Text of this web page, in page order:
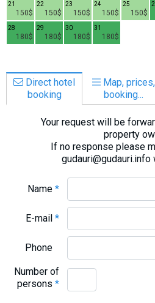
150$
21
150$
22
150$
23
150$
24
150$
25
180$
28
180$
29
180$
30
180$
31
Direct hotel
booking
Map, prices,
booking...
Your request will be
property
If no response please
gudauri@gudauri.info
Name*
E-mail*
Phone
Number of
persons*